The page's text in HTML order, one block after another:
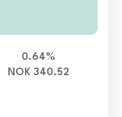
A Accumulati
0.64%
NOK 340.52